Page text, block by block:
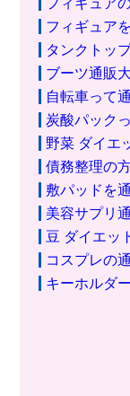
フィギュア
フィギュア
タンクトッ
ブーツ通販
自転車って
炭酸パック
野菜 ダイエ
債務整理の
敷パッドを
美容サプリ
豆 ダイエッ
コスプレの
キーホルダ